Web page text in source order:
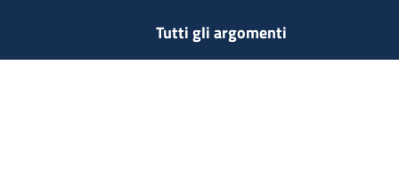
Tutti gli argomenti